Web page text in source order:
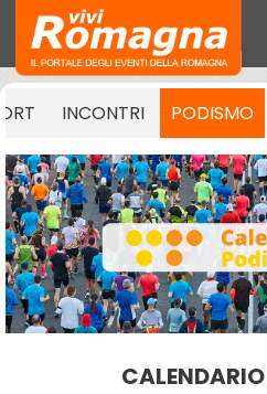
INCONTRI PODISMO